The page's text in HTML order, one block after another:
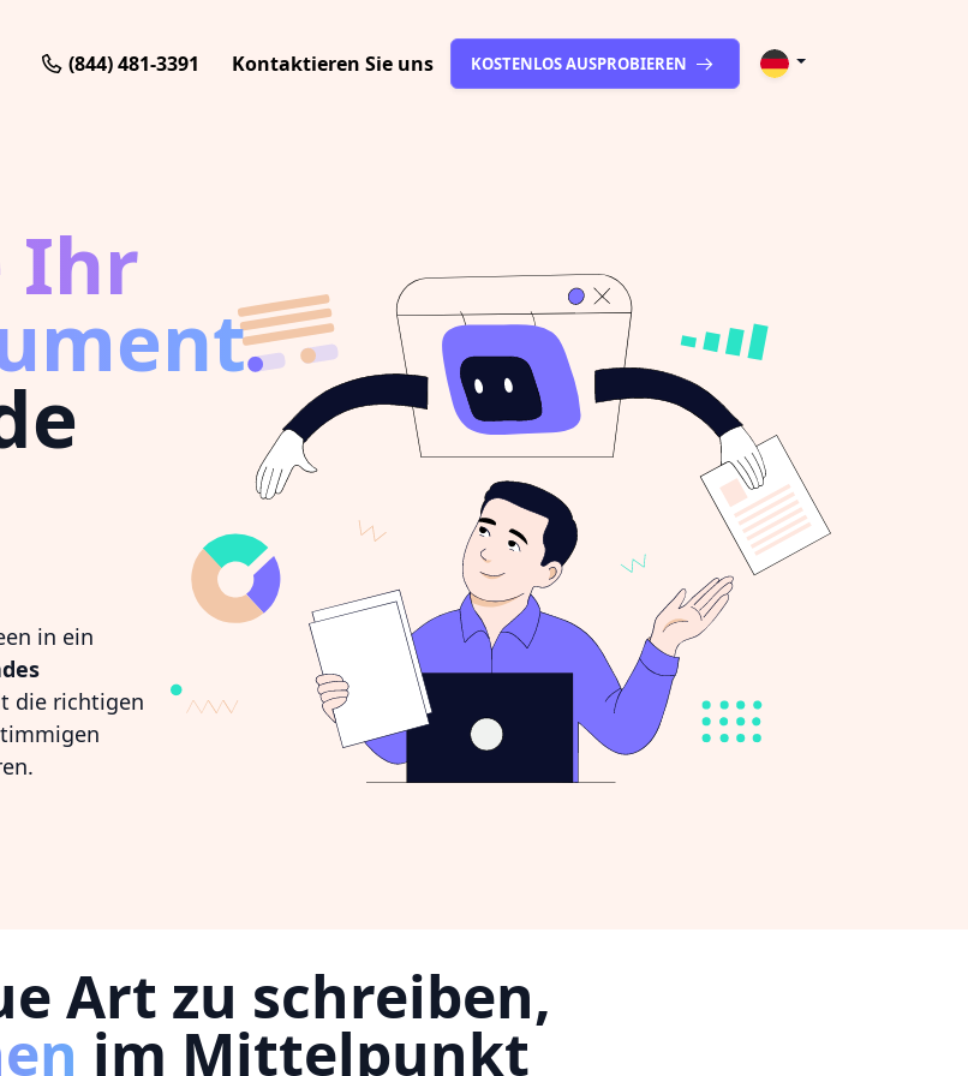
(844) 481-3391 Kontaktieren Sie uns KOSTENLOS AUSPROBIEREN
Ihr
in ein
die richtigen
Art zu schreiben,
im Mittelpunkt